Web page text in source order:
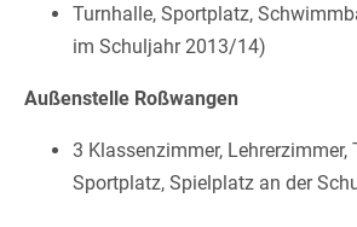
Turnhalle, Sportplatz,
im Schuljahr 2013/14)
Außenstelle Roßwangen
3 Klassenzimmer, Lehrerzimmer,
Sportplatz, Spielplatz an der